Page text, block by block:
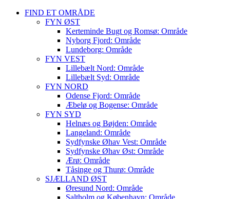
FIND ET OMRÅDE
FYN ØST
Kerteminde Bugt og Romsø: Område
Nyborg Fjord: Område
Lundeborg: Område
FYN VEST
Lillebælt Nord: Område
Lillebælt Syd: Område
FYN NORD
Odense Fjord: Område
Æbelø og Bogense: Område
FYN SYD
Helnæs og Bøjden: Område
Langeland: Område
Sydfynske Øhav Vest: Område
Sydfynske Øhav Øst: Område
Ærø: Område
Tåsinge og Thurø: Område
SJÆLLAND ØST
Øresund Nord: Område
Saltholm og København: Område